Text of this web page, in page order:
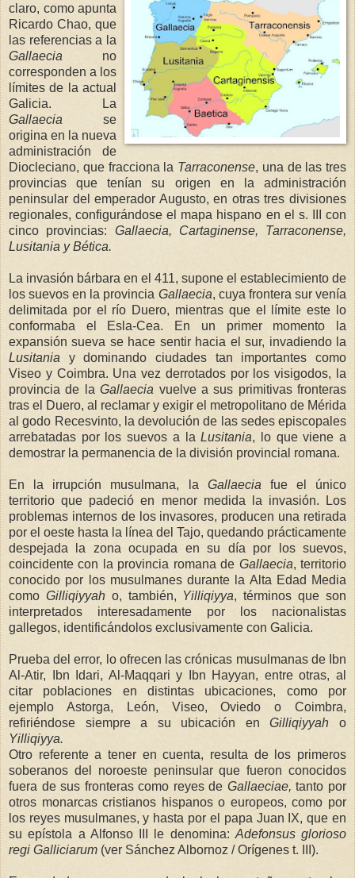
claro, como apunta
Ricardo Chao, que
las referencias a la
Gallaecia no
corresponden a los
límites de la actual
Galicia.
La
Gallaecia se
origina en la nueva
administración de
Diocleciano, que fracciona la Tarraconense, una de las tres
provincias que tenían su origen en la administración
peninsular del emperador Augusto, en otras tres divisiones
regionales, configurándose el mapa hispano en el s. III con
cinco provincias: Gallaecia, Cartaginense, Tarraconense,
Lusitania y Bética.
La invasión bárbara en el 411, supone el establecimiento de
los suevos en la provincia Gallaecia, cuya frontera sur venía
delimitada por el río Duero, mientras que el límite este lo
conformaba el Esla-Cea. En un primer momento la
expansión sueva se hace sentir hacia el sur, invadiendo la
Lusitania y dominando ciudades tan importantes como
Viseo y Coimbra. Una vez derrotados por los visigodos, la
provincia de
laGallaecia vuelve a sus primitivas fronteras
tras el Duero, al reclamar y exigir el metropolitano de Mérida
al godo Recesvinto, la devolución de las sedes episcopales
arrebatadas por los suevos a
laLusitania, lo que viene a
demostrar la permanencia de la división provincial romana.
En la irrupción musulmana, la Gallaecia fue el único
territorio que padeció en menor medida la invasión. Los
problemas internos de los invasores, producen una retirada
por el oeste hasta la línea del Tajo, quedando prácticamente
despejada la zona ocupada en su día por los suevos,
coincidente con la provincia romana de Gallaecia, territorio
conocido por los musulmanes durante la Alta Edad Media
como Gilliqiyyaho, también, Yilliqiyya, términos que son
interpretados interesadamente por los nacionalistas
gallegos, identificándolos exclusivamente con Galicia.
Prueba del error, lo ofrecen las crónicas musulmanas de Ibn
Al-Atir, Ibn Idari, Al-Maqqari y Ibn Hayyan, entre otras, al
citar poblaciones en distintas ubicaciones, como por
ejemplo Astorga, León, Viseo, Oviedo o Coimbra,
refiriéndose siempre a su ubicación enGilliqiyyaho
Yilliqiyya.
Otro referente a tener en cuenta, resulta de los primeros
soberanos del noroeste peninsular que fueron conocidos
fuera de sus fronteras como reyes de Gallaeciae, tanto por
otros monarcas cristianos hispanos o europeos, como por
los reyes musulmanes, y hasta por el papa Juan IX, que en
su epístola a Alfonso III le denomina: Adefonsus glorioso
regi Galliciarum (ver Sánchez Albornoz / Orígenes t. III).